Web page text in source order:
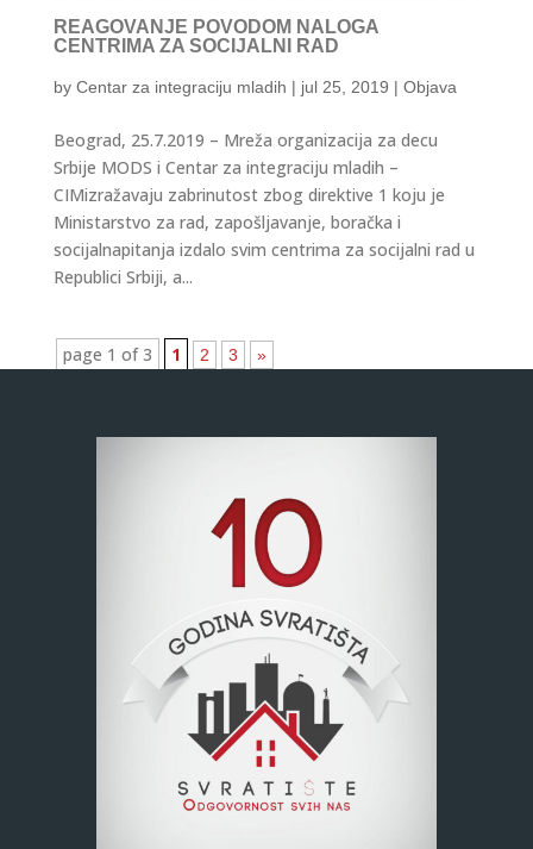
REAGOVANJE POVODOM NALOGA
CENTRIMA ZA SOCIJALNI RAD
by Centar za integraciju mladih | jul 25, 2019 | Objava
Beograd, 25.7.2019 – Mreža organizacija za decu
Srbije MODS i Centar za integraciju mladih –
CIMizražavaju zabrinutost zbog direktive 1 koju je
Ministarstvo za rad, zapošljavanje, boračka i
socijalnapitanja izdalo svim centrima za socijalni rad u
Republici Srbiji, a...
page 1 of 3 1 2 3 »